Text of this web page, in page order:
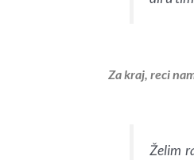
Za kraj, reci
Želim